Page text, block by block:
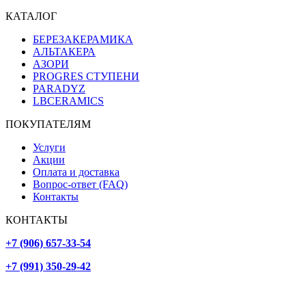
КАТАЛОГ
БЕРЕЗАКЕРАМИКА
АЛЬТАКЕРА
АЗОРИ
PROGRES СТУПЕНИ
PARADYZ
LBCERAMICS
ПОКУПАТЕЛЯМ
Услуги
Акции
Оплата и доставка
Вопрос-ответ (FAQ)
Контакты
КОНТАКТЫ
+7 (906) 657-33-54
+7 (991) 350-29-42